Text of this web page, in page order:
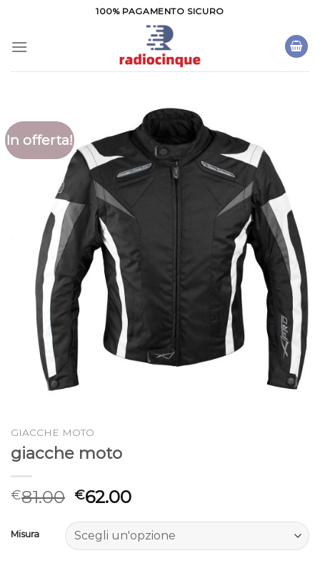
contenuti
100% PAGAMENTO SICURO
In offerta!
GIACCHE MOTO
giacche moto
€81.00 €62.00
Misura